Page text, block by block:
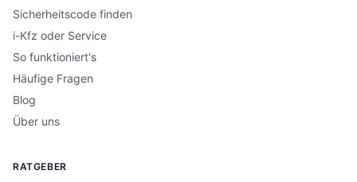
Sicherheitscode finden
i-Kfz oder Service
So funktioniert's
Häufige Fragen
Blog
Über uns
RATGEBER